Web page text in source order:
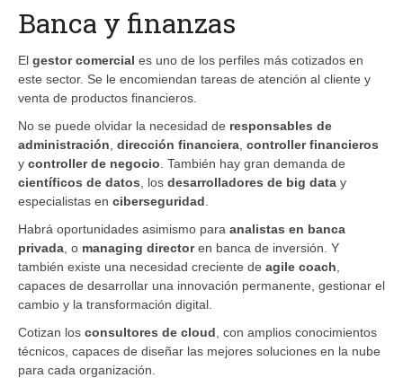
Banca y finanzas
El gestor comercial es uno de los perfiles más cotizados en
este sector. Se le encomiendan tareas de atención al cliente y
venta de productos financieros.
No se puede olvidar la necesidad de responsables de
administración dirección financiera controller financieros
y controller de negocio . También hay gran demanda de
científicos de datos , los desarrolladores de big data y
especialistas en ciberseguridad
Habrá oportunidades asimismo para analistas en banca
privada , o managing directoren banca de inversión. Y
también existe una necesidad creciente de agile coach
capaces de desarrollar una innovación permanente, gestionar el
cambio y la transformación digital.
Cotizan los consultores de cloud , con amplios conocimientos
técnicos, capaces de diseñar las mejores soluciones en la nube
para cada organización.